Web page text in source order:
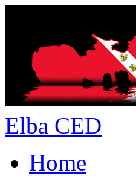
Elba CED
Home